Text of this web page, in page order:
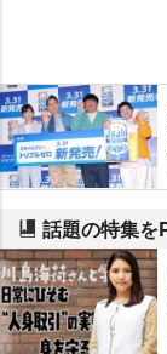
話題の特集を